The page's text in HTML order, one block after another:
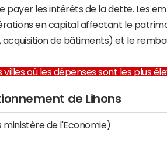
payer les intérêts de la dette. Les
en capital affectant le
acquisition de bâtiments) et le
villes où les dépenses sont les plus
de Lihons
ministère de l'Economie)